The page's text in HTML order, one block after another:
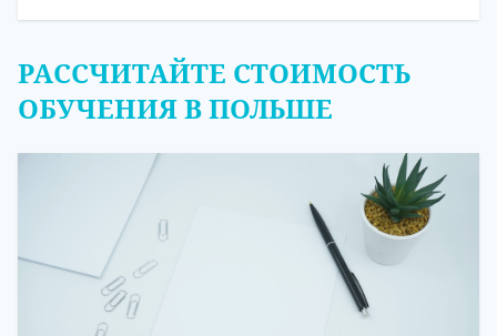
РАССЧИТАЙТЕ СТОИМОСТЬ
ОБУЧЕНИЯ В ПОЛЬШЕ